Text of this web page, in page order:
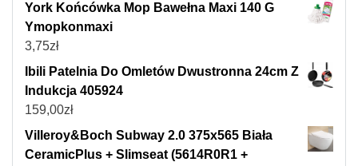
York Końcówka Mop Bawełna Maxi 140 G
Ymopkonmaxi
3,75zł
Ibili Patelnia Do Omletów Dwustronna 24cm Z
Indukcja 405924
159,00zł
Villeroy&Boch Subway 2.0 375x565 Biała
CeramicPlus + Slimseat (5614R0R1 +